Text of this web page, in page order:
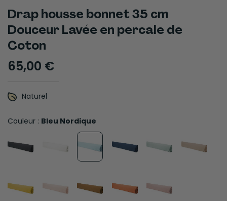
Drap housse bonnet 35 cm
Douceur Lavée en percale de
Coton
65,00 €
Naturel
Couleur : Bleu Nordique